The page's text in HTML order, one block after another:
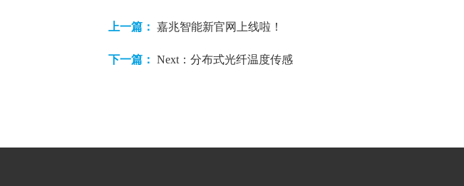
上一篇： 嘉兆智能新官网上线啦！
下一篇： Next：分布式光纤温度传感